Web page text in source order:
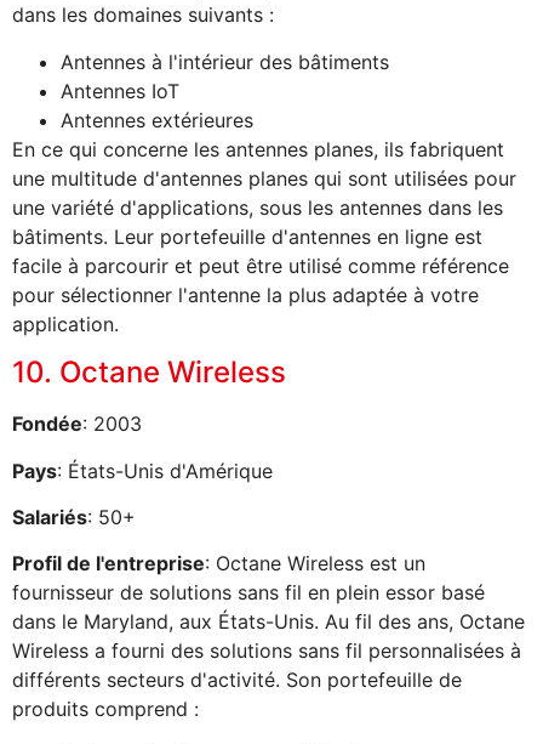
dans les domaines suivants :
Antennes à l'intérieur des bâtiments
Antennes IoT
Antennes extérieures
En ce qui concerne les antennes planes, ils fabriquent
une multitude d'antennes planes qui sont utilisées pour
une variété d'applications, sous les antennes dans les
bâtiments. Leur portefeuille d'antennes en ligne est
facile à parcourir et peut être utilisé comme référence
pour sélectionner l'antenne la plus adaptée à votre
application.
10. Octane Wireless
Fondée: 2003
Pays: États-Unis d'Amérique
Salariés: 50+
Profil de l'entreprise: Octane Wireless est un
fournisseur de solutions sans fil en plein essor basé
dans le Maryland, aux États-Unis. Au fil des ans, Octane
Wireless a fourni des solutions sans fil personnalisées à
différents secteurs d'activité. Son portefeuille de
produits comprend :